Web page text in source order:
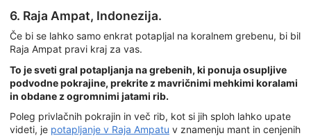
6. Raja Ampat, Indonezija.
Če bi se lahko samo enkrat potapljal na koralnem grebenu, bi bil
Raja Ampat pravi kraj za vas.
To je sveti gral potapljanja na grebenih, ki ponuja osupljive
podvodne pokrajine, prekrite z mavričnimi mehkimi koralami
in obdane z ogromnimi jatami rib.
Poleg privlačnih pokrajin in več rib, kot si jih sploh lahko upate
videti, je potapljanje v Raja Ampatu v znamenju mant in cenjenih